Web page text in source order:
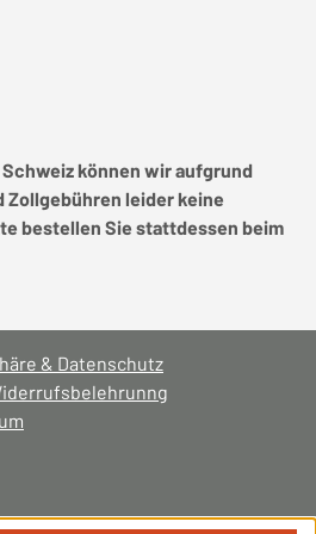
können wir aufgrund
leider keine
bestellen Sie stattdessen beim
& Datenschutz